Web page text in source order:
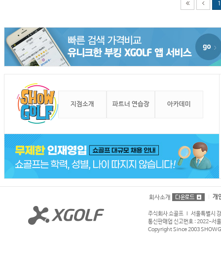
1
지점소개 파트너 연습장 아카데미
회사소개 개
주식회사 쇼골프 l 서울특별시
통신판매업 신고번호 : 2022-
Copyright Since 2003